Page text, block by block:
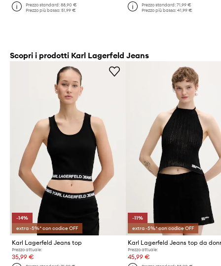
Prezzo standard:88,90 €
Prezzo più basso:51,99 €
Prezzo standard: 71,99 €
Prezzo più basso: 41,99 €
Scopri i prodotti Karl Lagerfeld Jeans
-14%
extra -5%* con codice OFF
Karl Lagerfeld Jeans top
Prezzo attuale:
35,99 €
-11%
extra -5%* con codice OFF
Prezzo attuale:
45,99 €